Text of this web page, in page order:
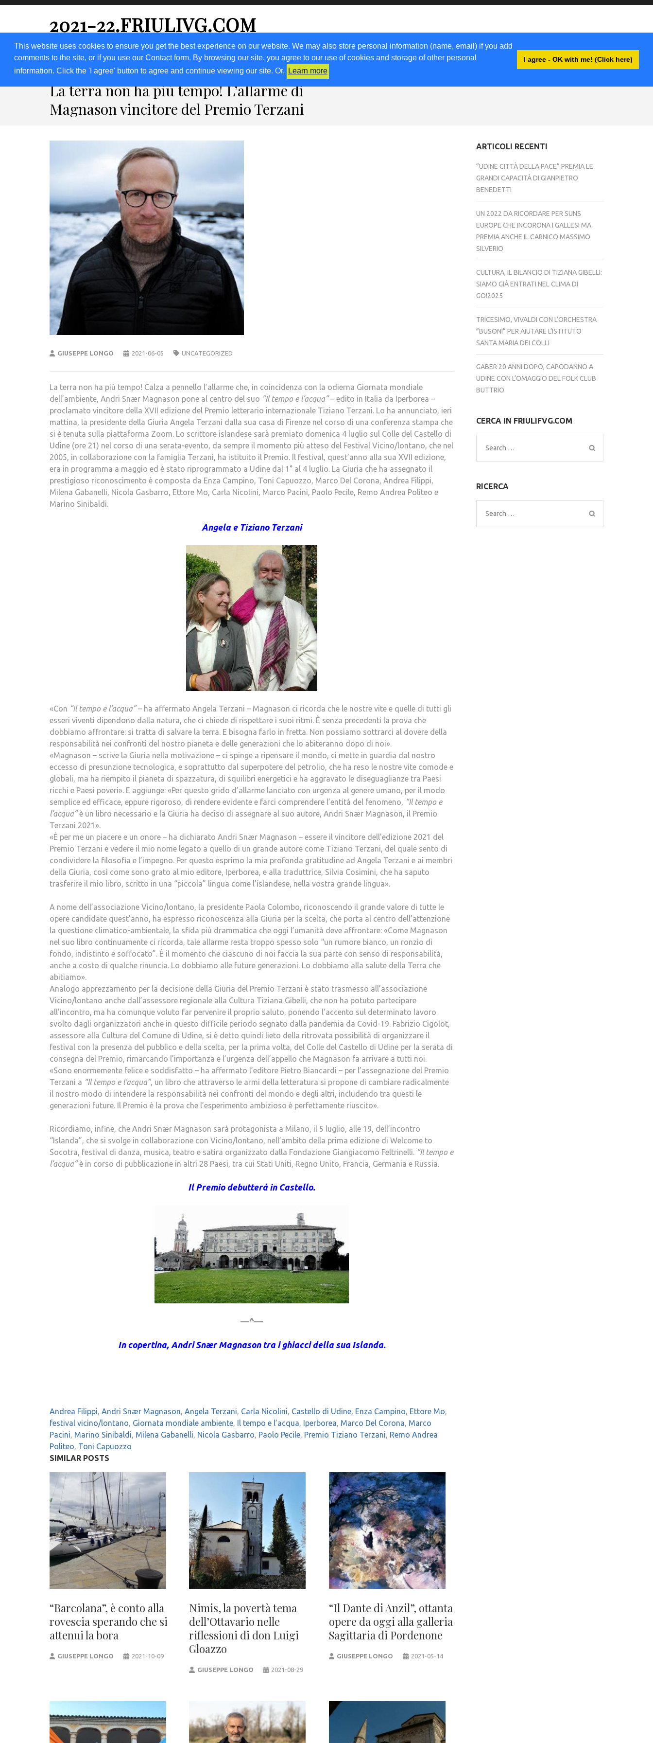
This website uses cookies to ensure you get the best experience on our website. We may also store personal information (name, email) if you add
comments to the site, or if you use our Contact form. By browsing our site, you agree to our use of cookies and storage of other personal
information. Click the 'I agree' button to agree and continue viewing our site. Or,
Learn more
I agree - OK with me! (Click here)
2021-22.FRIULIVG.COM
HOME 2023 2020 2019 2018 RICETTE KM0 VIGNETO FVG FRIULIVG.IT LIBRI ACCEDI
La terra non ha più tempo! L’allarme di
Magnason vincitore del Premio Terzani
GIUSEPPE LONGO 2021-06-05 UNCATEGORIZED
La terra non ha più tempo! Calza a pennello l’allarme che, in coincidenza con la odierna Giornata mondiale
dell’ambiente, Andri Snær Magnason pone al centro del suo “Il tempo e l’acqua”– edito in Italia da Iperborea –
proclamato vincitore della XVII edizione del Premio letterario internazionale Tiziano Terzani. Lo ha annunciato, ieri
mattina, la presidente della Giuria Angela Terzani dalla sua casa di Firenze nel corso di una conferenza stampa che
si è tenuta sulla piattaforma Zoom. Lo scrittore islandese sarà premiato domenica 4 luglio sul Colle del Castello di
Udine (ore 21) nel corso di una serata-evento, da sempre il momento più atteso del Festival Vicino/lontano, che nel
2005, in collaborazione con la famiglia Terzani, ha istituito il Premio. Il festival, quest’anno alla sua XVII edizione,
era in programma a maggio ed è stato riprogrammato a Udine dal 1° al 4 luglio. La Giuria che ha assegnato il
prestigioso riconoscimento è composta da Enza Campino, Toni Capuozzo, Marco Del Corona, Andrea Filippi,
Milena Gabanelli, Nicola Gasbarro, Ettore Mo, Carla Nicolini, Marco Pacini, Paolo Pecile, Remo Andrea Politeo e
Marino Sinibaldi.
Angela e Tiziano Terzani
«Con “Il tempo e l’acqua”– ha affermato Angela Terzani – Magnason ci ricorda che le nostre vite e quelle di tutti gli
esseri viventi dipendono dalla natura, che ci chiede di rispettare i suoi ritmi. È senza precedenti la prova che
dobbiamo affrontare: si tratta di salvare la terra. E bisogna farlo in fretta. Non possiamo sottrarci al dovere della
responsabilità nei confronti del nostro pianeta e delle generazioni che lo abiteranno dopo di noi».
«Magnason – scrive la Giuria nella motivazione – ci spinge a ripensare il mondo, ci mette in guardia dal nostro
eccesso di presunzione tecnologica, e soprattutto dal superpotere del petrolio, che ha reso le nostre vite comode e
globali, ma ha riempito il pianeta di spazzatura, di squilibri energetici e ha aggravato le diseguaglianze tra Paesi
ricchi e Paesi poveri». E aggiunge: «Per questo grido d’allarme lanciato con urgenza al genere umano, per il modo
semplice ed efficace, eppure rigoroso, di rendere evidente e farci comprendere l’entità del fenomeno, “Il tempo e
l’acqua”è un libro necessario e la Giuria ha deciso di assegnare al suo autore, Andri Snær Magnason, il Premio
Terzani 2021».
«È per me un piacere e un onore – ha dichiarato Andri Snær Magnason – essere il vincitore dell’edizione 2021 del
Premio Terzani e vedere il mio nome legato a quello di un grande autore come Tiziano Terzani, del quale sento di
condividere la filosofia e l’impegno. Per questo esprimo la mia profonda gratitudine ad Angela Terzani e ai membri
della Giuria, così come sono grato al mio editore, Iperborea, e alla traduttrice, Silvia Cosimini, che ha saputo
trasferire il mio libro, scritto in una “piccola” lingua come l’islandese, nella vostra grande lingua».
A nome dell’associazione Vicino/lontano, la presidente Paola Colombo, riconoscendo il grande valore di tutte le
opere candidate quest’anno, ha espresso riconoscenza alla Giuria per la scelta, che porta al centro dell’attenzione
la questione climatico-ambientale, la sfida più drammatica che oggi l’umanità deve affrontare: «Come Magnason
nel suo libro continuamente ci ricorda, tale allarme resta troppo spesso solo “un rumore bianco, un ronzio di
fondo, indistinto e soffocato”. È il momento che ciascuno di noi faccia la sua parte con senso di responsabilità,
anche a costo di qualche rinuncia. Lo dobbiamo alle future generazioni. Lo dobbiamo alla salute della Terra che
abitiamo».
Analogo apprezzamento per la decisione della Giuria del Premio Terzani è stato trasmesso all’associazione
Vicino/lontano anche dall’assessore regionale alla Cultura Tiziana Gibelli, che non ha potuto partecipare
all’incontro, ma ha comunque voluto far pervenire il proprio saluto, ponendo l’accento sul determinato lavoro
svolto dagli organizzatori anche in questo difficile periodo segnato dalla pandemia da Covid-19. Fabrizio Cigolot,
assessore alla Cultura del Comune di Udine, si è detto quindi lieto della ritrovata possibilità di organizzare il
festival con la presenza del pubblico e della scelta, per la prima volta, del Colle del Castello di Udine per la serata di
consegna del Premio, rimarcando l’importanza e l’urgenza dell’appello che Magnason fa arrivare a tutti noi.
«Sono enormemente felice e soddisfatto – ha affermato l’editore Pietro Biancardi – per l’assegnazione del Premio
Terzani a “Il tempo e l’acqua”, un libro che attraverso le armi della letteratura si propone di cambiare radicalmente
il nostro modo di intendere la responsabilità nei confronti del mondo e degli altri, includendo tra questi le
generazioni future. Il Premio è la prova che l’esperimento ambizioso è perfettamente riuscito».
Ricordiamo, infine, che Andri Snær Magnason sarà protagonista a Milano, il 5 luglio, alle 19, dell’incontro
“Islanda”, che si svolge in collaborazione con Vicino/lontano, nell’ambito della prima edizione di Welcome to
Socotra, festival di danza, musica, teatro e satira organizzato dalla Fondazione Giangiacomo Feltrinelli. “Il tempo e
l’acqua”è in corso di pubblicazione in altri 28 Paesi, tra cui Stati Uniti, Regno Unito, Francia, Germania e Russia.
Il Premio debutterà in Castello.
—^—
In copertina, Andri Snær Magnason tra i ghiacci della sua Islanda.
Andrea Filippi, Andri Snær Magnason, Angela Terzani, Carla Nicolini, Castello di Udine, Enza Campino, Ettore Mo,
festival vicino/lontano, Giornata mondiale ambiente, Il tempo e l’acqua, Iperborea, Marco Del Corona, Marco
Pacini, Marino Sinibaldi, Milena Gabanelli, Nicola Gasbarro, Paolo Pecile, Premio Tiziano Terzani, Remo Andrea
Politeo, Toni Capuozzo
SIMILAR POSTS
“Barcolana”, è conto alla
rovescia sperando che si
attenui la bora
GIUSEPPE LONGO 2021-10-09
Nimis, la povertà tema
dell’Ottavario nelle
riflessioni di don Luigi
Gloazzo
GIUSEPPE LONGO 2021-08-29
“Il Dante di Anzil”, ottanta
opere da oggi alla galleria
Sagittaria di Pordenone
GIUSEPPE LONGO 2021-05-14
ARTICOLI RECENTI
“UDINE CITTÀ DELLA PACE” PREMIA LE
GRANDI CAPACITÀ DI GIANPIETRO
BENEDETTI
UN 2022 DA RICORDARE PER SUNS
EUROPE CHE INCORONA I GALLESI MA
PREMIA ANCHE IL CARNICO MASSIMO
SILVERIO
CULTURA, IL BILANCIO DI TIZIANA GIBELLI:
SIAMO GIÀ ENTRATI NEL CLIMA DI
GO!2025
TRICESIMO, VIVALDI CON L’ORCHESTRA
“BUSONI” PER AIUTARE L’ISTITUTO
SANTA MARIA DEI COLLI
GABER 20 ANNI DOPO, CAPODANNO A
UDINE CON L’OMAGGIO DEL FOLK CLUB
BUTTRIO
CERCA IN FRIULIFVG.COM
Search
for:
RICERCA
Search
for: